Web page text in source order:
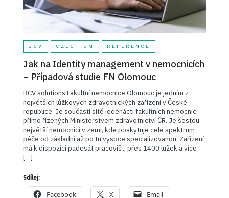
BCV CZECHIDM REFERENCE
Jak na Identity management v nemocnicích
– Případová studie FN Olomouc
BCV solutions Fakultní nemocnice Olomouc je jedním z
největších lůžkových zdravotnických zařízení v České
republice. Je součástí sítě jedenácti fakultních nemocnic
přímo řízených Ministerstvem zdravotnictví ČR. Je šestou
největší nemocnicí v zemi, kde poskytuje celé spektrum
péče od základní až po tu vysoce specializovanou. Zařízení
má k dispozici padesát pracovišť, přes 1400 lůžek a více
[…]
Sdílej:
Facebook X Email